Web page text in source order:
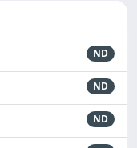
ND
ND
ND